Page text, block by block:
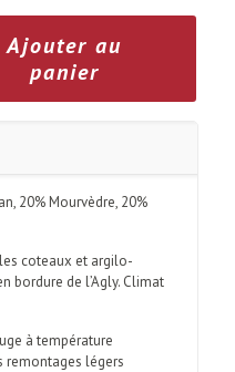
notation
client
Ajouter au
panier
20% Mourvèdre, 20%
coteaux et argilo-
bordure de l’Agly. Climat
à température
remontages légers